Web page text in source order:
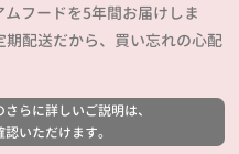
フードを5年間お届けしま
配送だから、買い忘れの心配
らに詳しいご説明は、
認いただけます。